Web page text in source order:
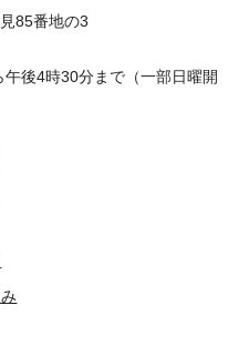
85番地の3
後4時30分まで（一部日曜開